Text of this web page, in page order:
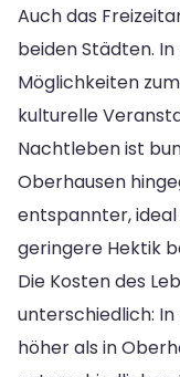
Auch das
beiden Städten.
Möglichkeiten
kulturelle
Nachtleben ist
Oberhausen
entspannter,
geringere Hektik
Die Kosten des
unterschiedlich: In
höher als in